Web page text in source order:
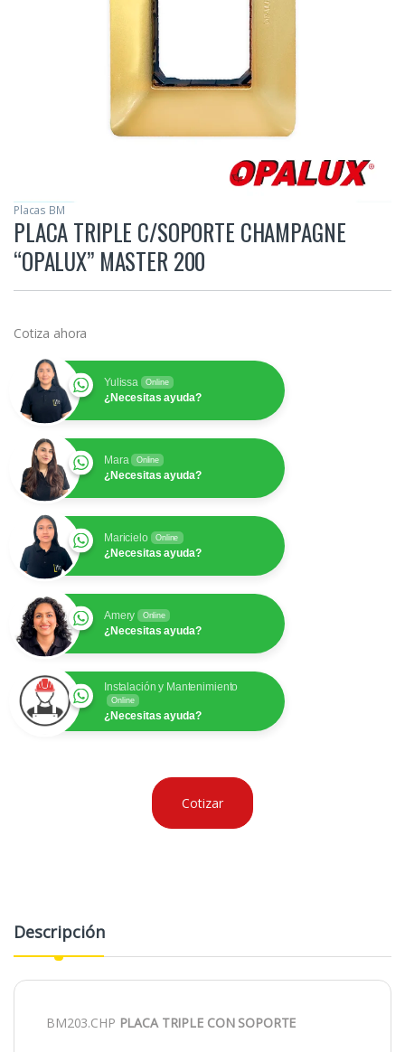
Placas BM
PLACA TRIPLE C/SOPORTE CHAMPAGNE
“OPALUX” MASTER 200
Cotiza ahora
Yulissa Online
¿Necesitas ayuda?
Mara Online
¿Necesitas ayuda?
Maricielo Online
¿Necesitas ayuda?
Amery Online
¿Necesitas ayuda?
Instalación y Mantenimiento
Online
¿Necesitas ayuda?
Cotizar
Descripción
BM203.CHP PLACA TRIPLE CON SOPORTE